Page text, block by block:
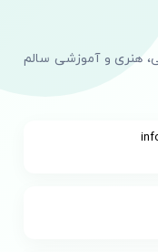
هنری و آموزشی سالم